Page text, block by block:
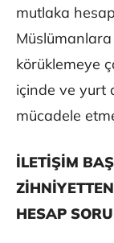
mutlaka
Müslümanlara
körüklemeye
içinde ve yurt
mücadele
İLETİŞİM
HESAP